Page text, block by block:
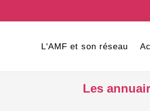
L'AMF et son réseau
Les